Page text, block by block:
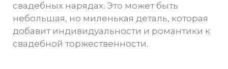
свадебных нарядах. Это может быть
небольшая, но миленькая деталь, которая
добавит индивидуальности и романтики к
свадебной торжественности.